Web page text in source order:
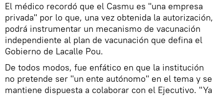
El médico recordó que el Casmu es "una empresa
privada" por lo que, una vez obtenida la autorización,
podrá instrumentar un mecanismo de vacunación
independiente al plan de vacunación que defina el
Gobierno de Lacalle Pou.
De todos modos, fue enfático en que la institución
no pretende ser "un ente autónomo" en el tema y se
mantiene dispuesta a colaborar con el Ejecutivo. "Ya